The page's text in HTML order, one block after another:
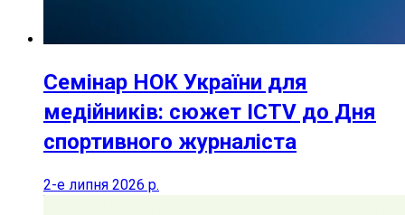
Семінар НОК України для
медійників: сюжет ICTV до Дня
спортивного журналіста
2-е липня 2026 р.